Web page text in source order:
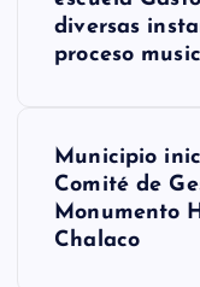
diversas
proceso
Municipio
Comité de
Monumento
Chalaco